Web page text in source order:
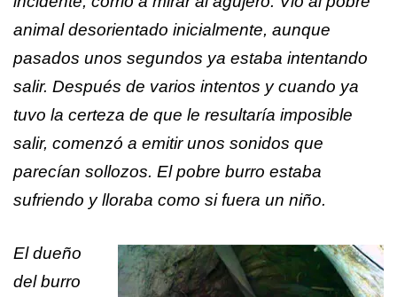
animal desorientado inicialmente, aunque
pasados unos segundos ya estaba intentando
salir. Después de varios intentos y cuando ya
tuvo la certeza de que le resultaría imposible
salir, comenzó a emitir unos sonidos que
parecían sollozos. El pobre burro estaba
sufriendo y lloraba como si fuera un niño.
El dueño
del burro